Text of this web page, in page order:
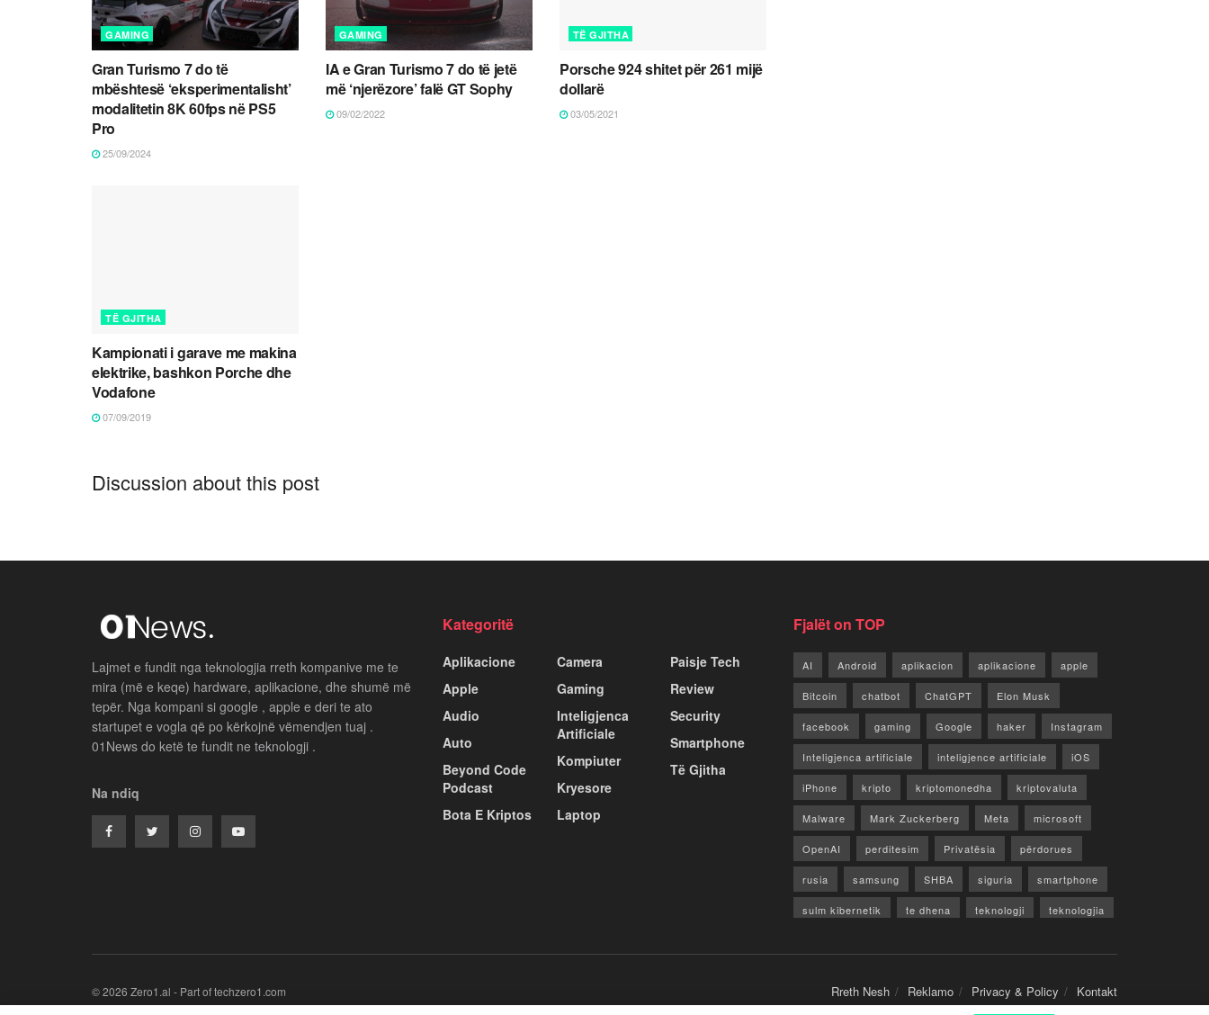
GAMING
Gran Turismo 7 do të
mbështesë ‘eksperimentalisht’
modalitetin 8K 60fps në PS5
Pro
25/09/2024
GAMING
IA e Gran Turismo 7 do të jetë
më ‘njerëzore’ falë GT Sophy
09/02/2022
TË GJITHA
Porsche 924 shitet për 261 mijë
dollarë
03/05/2021
TË GJITHA
Kampionati i garave me makina
elektrike, bashkon Porche dhe
Vodafone
07/09/2019
Discussion about this post
Lajmet e fundit nga teknologjia rreth kompanive me te
mira (më e keqe) hardware, aplikacione, dhe shumë më
tepër. Nga kompani si google , apple e deri te ato
startupet e vogla që po kërkojnë vëmendjen tuaj .
01News do ketë te fundit ne teknologji .
Na ndiq
Kategoritë
Aplikacione
Apple
Audio
Auto
Beyond Code
Podcast
Bota E Kriptos
Camera
Gaming
Inteligjenca
Artificiale
Kompiuter
Kryesore
Laptop
Paisje Tech
Review
Security
Smartphone
Të Gjitha
Fjalët on TOP
AI Android aplikacion aplikacione apple
Bitcoin chatbot ChatGPT Elon Musk
facebook gaming Google haker Instagram
Inteligjenca artificiale inteligjence artificiale iOS
iPhone kripto kriptomonedha kriptovaluta
Malware Mark Zuckerberg Meta microsoft
OpenAI perditesim Privatësia përdorues
rusia samsung SHBA siguria smartphone
sulm kibernetik te dhena teknologji teknologjia
Rreth Nesh Reklamo Privacy & Policy Kontakt
© 2026 Zero1.al - Part of techzero1.com